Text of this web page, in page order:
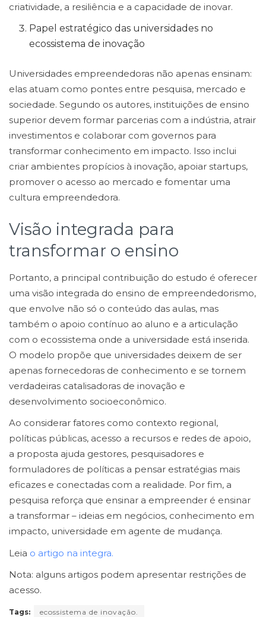
criatividade, a resiliência e a capacidade de inovar.
Papel estratégico das universidades no
ecossistema de inovação
Universidades empreendedoras não apenas ensinam:
elas atuam como pontes entre pesquisa, mercado e
sociedade. Segundo os autores, instituições de ensino
superior devem formar parcerias com a indústria, atrair
investimentos e colaborar com governos para
transformar conhecimento em impacto. Isso inclui
criar ambientes propícios à inovação, apoiar startups,
promover o acesso ao mercado e fomentar uma
cultura empreendedora.
Visão integrada para
transformar o ensino
Portanto, a principal contribuição do estudo é oferecer
uma visão integrada do ensino de empreendedorismo,
que envolve não só o conteúdo das aulas, mas
também o apoio contínuo ao aluno e a articulação
com o ecossistema onde a universidade está inserida.
O modelo propõe que universidades deixem de ser
apenas fornecedoras de conhecimento e se tornem
verdadeiras catalisadoras de inovação e
desenvolvimento socioeconômico.
Ao considerar fatores como contexto regional,
políticas públicas, acesso a recursos e redes de apoio,
a proposta ajuda gestores, pesquisadores e
formuladores de políticas a pensar estratégias mais
eficazes e conectadas com a realidade. Por fim, a
pesquisa reforça que ensinar a empreender é ensinar
a transformar – ideias em negócios, conhecimento em
impacto, universidade em agente de mudança.
Leia o artigo na integra.
Nota: alguns artigos podem apresentar restrições de
acesso.
Tags:
ecossistema de inovação.